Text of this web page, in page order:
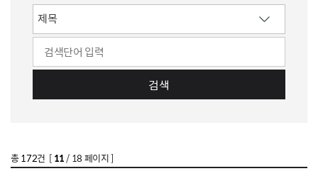
검색
총172건 [ 11/ 18 페이지 ]